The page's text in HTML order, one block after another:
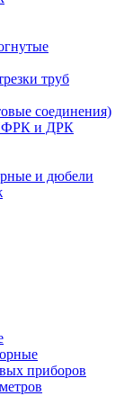
труб
соединения)
и ДРК
и дюбели
приборов